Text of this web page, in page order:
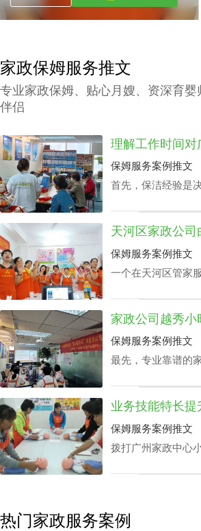
家政保姆服务推文
专业家政保姆、贴心月嫂、资深育
伴侣
保姆服务案例推文
首先，保洁经验是
育等，保洁个人独
心保洁24小时价格
保姆服务案例推文
一个在天河区管家
扫卧室、洗衣、洗
可以照护老人及带
的人更专心致力工
保姆服务案例推文
最先，专业靠谱的
如家里老人家照护
孩子学习等，个体
小时工费用自然越
保姆服务案例推文
拨打广州家政中心
热门家政服务案例